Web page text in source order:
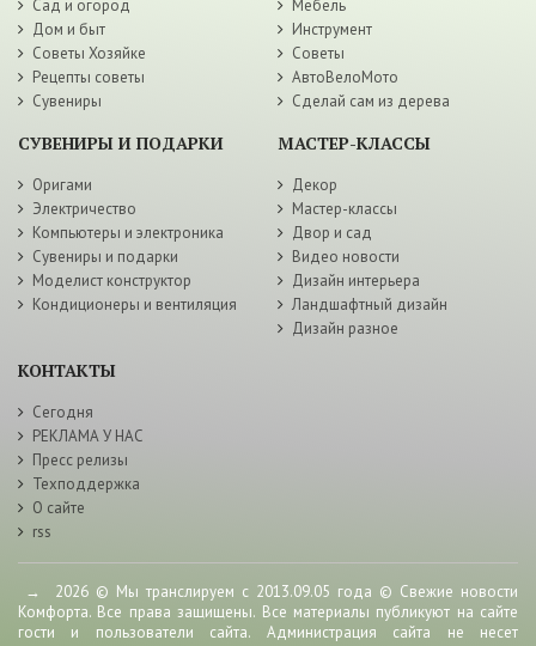
Сад и огород
Дом и быт
Советы Хозяйке
Рецепты советы
Сувениры
Мебель
Инструмент
Советы
АвтоВелоМото
Сделай сам из дерева
СУВЕНИРЫ И ПОДАРКИ
Оригами
Электричество
Компьютеры и электроника
Сувениры и подарки
Моделист конструктор
Кондиционеры и вентиляция
МАСТЕР-КЛАССЫ
Декор
Мастер-классы
Двор и сад
Видео новости
Дизайн интерьера
Ландшафтный дизайн
Дизайн разное
КОНТАКТЫ
Сегодня
РЕКЛАМА У НАС
Пресс релизы
Техподдержка
О сайте
rss
→ 2026 © Мы транслируем с 2013.09.05 года © Свежие новости
Комфорта. Все права защищены. Все материалы публикуют на сайте
гости и пользователи сайта. Администрация сайта не несет